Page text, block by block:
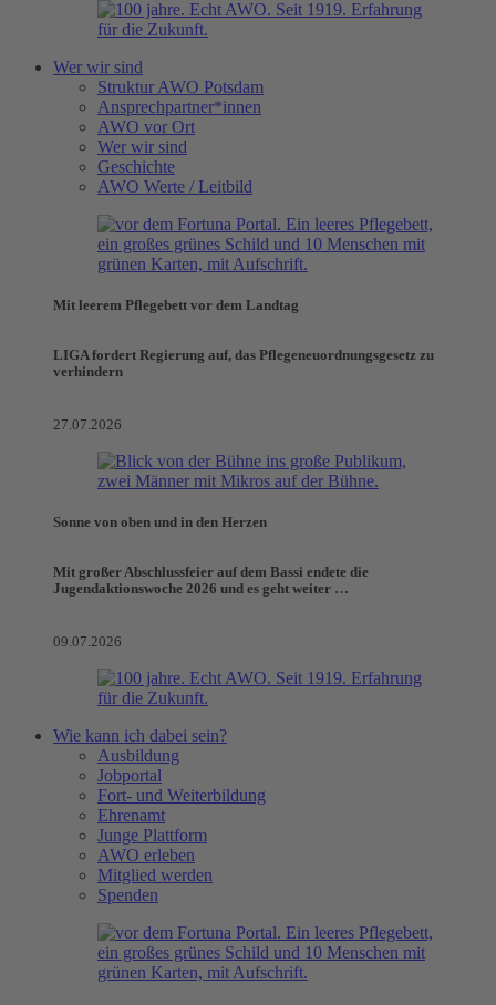
Wer wir sind
Struktur AWO Potsdam
Ansprechpartner*innen
AWO vor Ort
Wer wir sind
Geschichte
AWO Werte / Leitbild
Mit leerem Pflegebett vor dem Landtag
LIGA fordert Regierung auf, das Pflegeneuordnungsgesetz zu
verhindern
27.07.2026
Sonne von oben und in den Herzen
Mit großer Abschlussfeier auf dem Bassi endete die
Jugendaktionswoche 2026 und es geht weiter …
09.07.2026
Wie kann ich dabei sein?
Ausbildung
Jobportal
Fort- und Weiterbildung
Ehrenamt
Junge Plattform
AWO erleben
Mitglied werden
Spenden